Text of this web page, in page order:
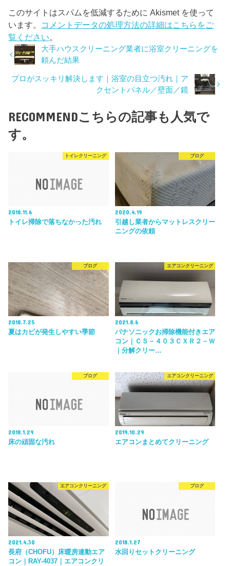
このサイトはスパムを低減するために Akismet を使って
います。 コメントデータの処理方法の詳細はこちらをご
覧ください。
大手ハウスクリーニング業者に浴室クリーニングを
頼んだ結果
プロがスッキリ解決します｜浴室の目立つ汚れ｜ア
クセントパネル／壁面／鏡
RECOMMENDこちらの記事も人気で
す。
トイレクリーニング
2018.11.6
トイレ掃除で落ちなかった汚れ
ブログ
2020.4.19
引越し業者からマットレスクリー
ニングの依頼
ブログ
2018.7.25
夏はカビが発生しやすい季節
エアコンクリーニング
2021.8.6
パナソニックお掃除機能付きエア
コン｜ＣＳ－４０３ＣＸＲ２－Ｗ
｜分解クリー…
ブログ
2018.1.29
床の頑固な汚れ
エアコンクリーニング
2019.10.29
エアコンまとめてクリーニング
エアコンクリーニング
2021.4.30
長府（CHOFU）床暖房連動エア
コン｜RAY-4037｜エアコンクリ
ブログ
2018.1.27
水回りセットクリーニング